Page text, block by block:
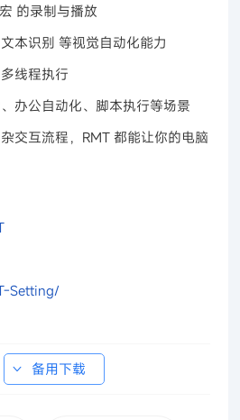
的录制与播放
本识别 等视觉自动化能力
线程执行
办公自动化、脚本执行等场景
交互流程，RMT 都能让你的电脑
Setting/
备用下载